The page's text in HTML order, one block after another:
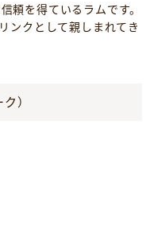
頼を得ているラムです。
ンクとして親しまれてき
）